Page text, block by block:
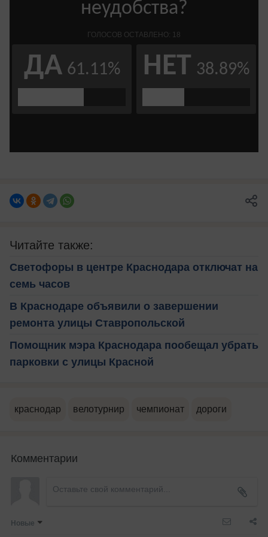
Читайте также:
Светофоры в центре Краснодара отключат на
семь часов
В Краснодаре объявили о завершении
ремонта улицы Ставропольской
Помощник мэра Краснодара пообещал убрать
парковки с улицы Красной
краснодар велотурнир чемпионат дороги
Комментарии
Новые